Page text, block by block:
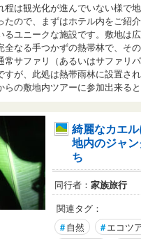
程は観光化が進んでいない様で
たので、まずはホテル内をご紹
ユニークな施設です。敷地は
全なる手つかずの熱帯林で、そ
常サファリ（あるいはサファリ
すが、此処は熱帯雨林に設置さ
らの敷地内ツアーに参加出来る
綺麗なカエ
地内のジャ
ち
同行者： 家族旅行
関連タグ：
#自然 #エコツ